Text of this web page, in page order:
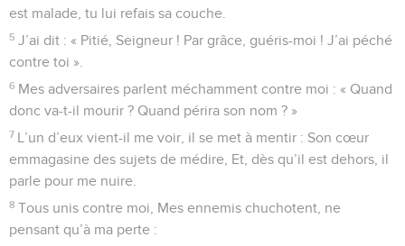
est malade, tu lui refais sa couche.
5 J’ai dit : « Pitié, Seigneur ! Par grâce, guéris-moi ! J’ai péché
contre toi ».
6 Mes adversaires parlent méchamment contre moi : « Quand
donc va-t-il mourir ? Quand périra son nom ? »
7 L’un d’eux vient-il me voir, il se met à mentir : Son cœur
emmagasine des sujets de médire, Et, dès qu’il est dehors, il
parle pour me nuire.
8 Tous unis contre moi, Mes ennemis chuchotent, ne
pensant qu’à ma perte :